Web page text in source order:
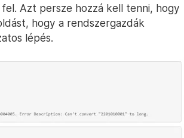
Azt persze hozzá kell tenni, hogy
hogy a rendszergazdák
lépés.